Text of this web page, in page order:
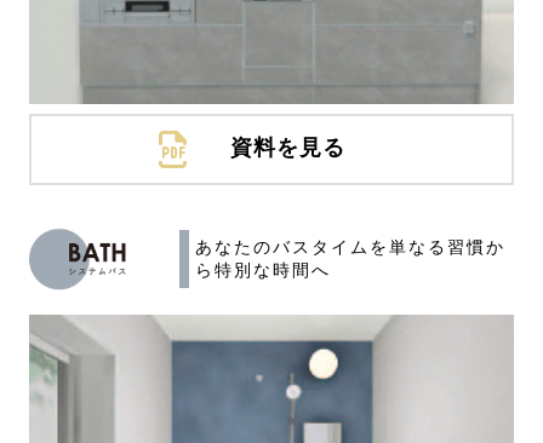
資料を見る
あなたのバスタイムを単なる習慣か
ら特別な時間へ